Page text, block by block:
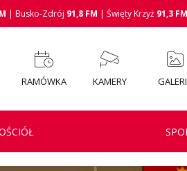
| Busko-Zdrój 91,8 FM | Święty Krzyż 91,3 FM
RAMÓWKA KAMERY